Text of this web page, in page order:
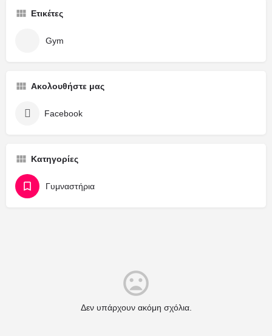
Ετικέτες
Gym
Ακολουθήστε μας
Facebook
Κατηγορίες
Γυμναστήρια
Δεν υπάρχουν ακόμη σχόλια.